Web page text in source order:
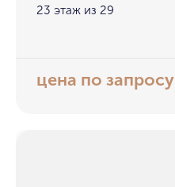
23 этаж из 29
цена по запросу